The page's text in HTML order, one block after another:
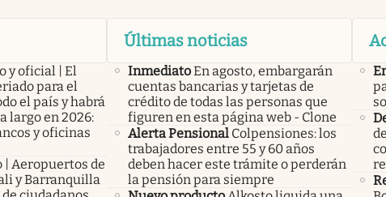
y oficial | El
para el
el país y habrá
largo en 2026:
y oficinas
| Aeropuertos de
y Barranquilla
Últimas noticias
InmediatoEn agosto, embargarán
cuentas bancarias y tarjetas de
crédito de todas las personas que
figuren en esta página web - Clone
Alerta Pensional Colpensiones: los
trabajadores entre 55 y 60 años
deben hacer este trámite o perderán
la pensión para siempre